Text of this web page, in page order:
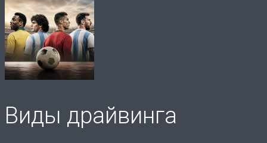
Виды драйвинга